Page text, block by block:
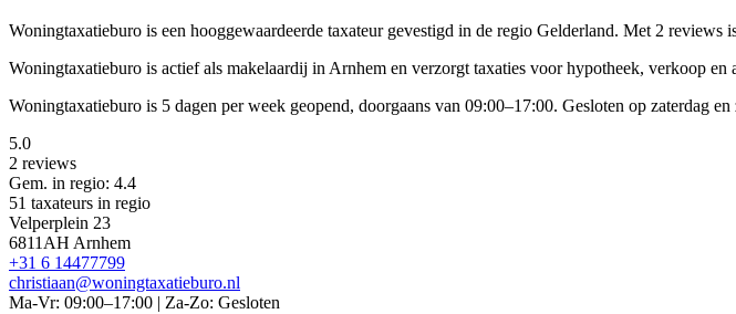
Woningtaxatieburo is een hooggewaardeerde taxateur gevestigd in de regio Gelderland. Met 2 reviews
Woningtaxatieburo is actief als makelaardij in Arnhem en verzorgt taxaties voor hypotheek, verkoop
Woningtaxatieburo is 5 dagen per week geopend, doorgaans van 09:00–17:00. Gesloten op zaterdag en
5.0
2 reviews
Gem. in regio: 4.4
51 taxateurs in regio
Velperplein 23
6811AH Arnhem
+31 6 14477799
christiaan@woningtaxatieburo.nl
Ma-Vr: 09:00–17:00 | Za-Zo: Gesloten